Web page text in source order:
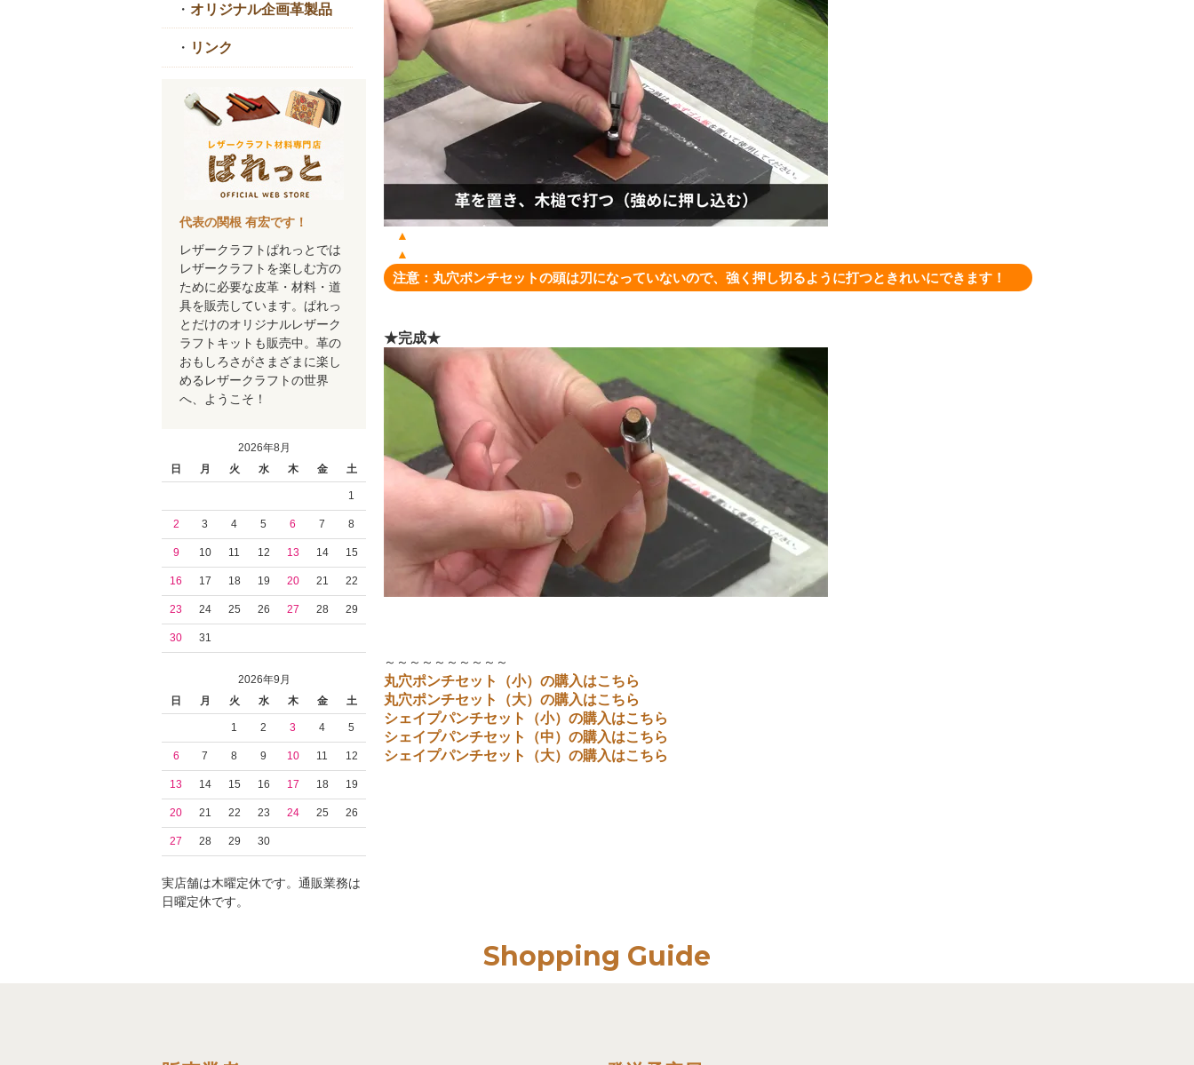
▲
▲
注意：丸穴ポンチセットの頭は刃になっていないので、強く押し切るように打つときれいにできます！
★完成★
～～～～～～～～～～
丸穴ポンチセット（小）の購入はこちら
丸穴ポンチセット（大）の購入はこちら
シェイプパンチセット（小）の購入はこちら
シェイプパンチセット（中）の購入はこちら
シェイプパンチセット（大）の購入はこちら
・ オリジナル企画革製品
・ リンク
代表の関根 有宏です！
レザークラフトぱれっとでは
レザークラフトを楽しむ方の
ために必要な皮革・材料・道
具を販売しています。ぱれっ
とだけのオリジナルレザーク
ラフトキットも販売中。革の
おもしろさがさまざまに楽し
めるレザークラフトの世界
へ、ようこそ！
2026年8月
日
月 火 水 木 金 土
1
2 3 4 5 6 7 8
9 10 11 12 13 14 15
16 17 18 19 20 21 22
23 24 25 26 27 28 29
30 31
2026年9月
日
月 火 水 木 金 土
1 2 3 4 5
6 7 8 9 10 11 12
13 14 15 16 17 18 19
20 21 22 23 24 25 26
27 28 29 30
実店舗は木曜定休です。通販業務は
日曜定休です。
Shopping Guide